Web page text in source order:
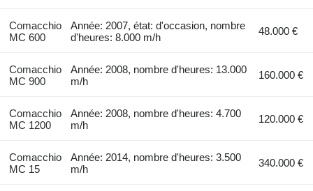
Comacchio
MC 600
Année: 2007, état: d'occasion, nombre
d'heures: 8.000 m/h
48.000 €
Comacchio
MC 900
Année: 2008, nombre d'heures: 13.000
m/h
160.000 €
Comacchio
MC 1200
Année: 2008, nombre d'heures: 4.700
m/h
120.000 €
Comacchio
MC 15
Année: 2014, nombre d'heures: 3.500
m/h
340.000 €